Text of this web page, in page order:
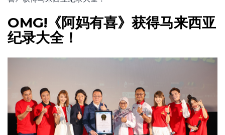
OMG!《阿妈有喜》获得马来西亚
纪录大全！